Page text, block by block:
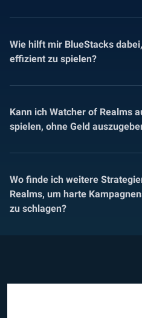
Wie hilft mir BlueStacks
effizient zu spielen?
Kann ich Watcher of Realms
spielen, ohne Geld
Wo finde ich weitere
Realms, um harte
zu schlagen?